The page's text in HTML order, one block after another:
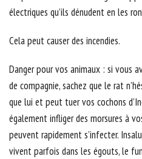
électriques qu’ils dénudent en les
Cela peut causer des incendies.
Danger pour vos animaux : si vous
de compagnie, sachez que le rat
que lui et peut tuer vos cochons
également infliger des morsures à
peuvent rapidement s’infecter.
vivent parfois dans les égouts, le